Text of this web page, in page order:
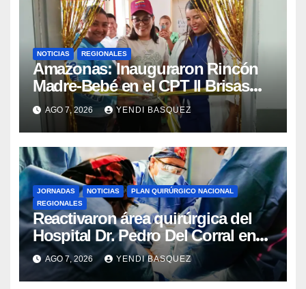
NOTICIAS REGIONALES
​Amazonas: Inauguraron Rincón
Madre-Bebé en el CPT II Brisas
del Aeropuerto ​Inauguraron
Rincón
AGO 7, 2026 YENDI BASQUEZ
JORNADAS NOTICIAS
PLAN QUIRÚRGICO NACIONAL
REGIONALES
Reactivaron área quirúrgica del
Hospital Dr. Pedro Del Corral en
Guárico
AGO 7, 2026 YENDI BASQUEZ